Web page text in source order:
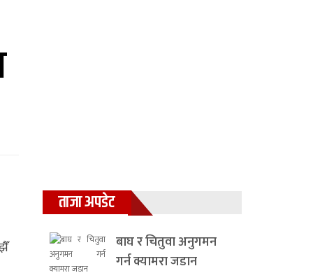
ताजा अपडेट
बाघ र चितुवा अनुगमन
गर्न क्यामरा जडान